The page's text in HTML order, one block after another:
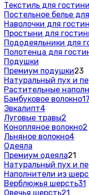
Текстиль для
Постельное белье
Наволочки для
Простыни для
Пододеяльники для
Полотенца для
Подушки
Премиум подушки23
Натуральный пух и
Растительные
Бамбуковое волокно17
Эвкалипт4
Луговые травы2
Конопляное волокно2
Льняное волокно4
Одеяла
Премиум одеяла21
Натуральный пух и
Наполнители из
Верблюжья шерсть31
Овечья шерсть21